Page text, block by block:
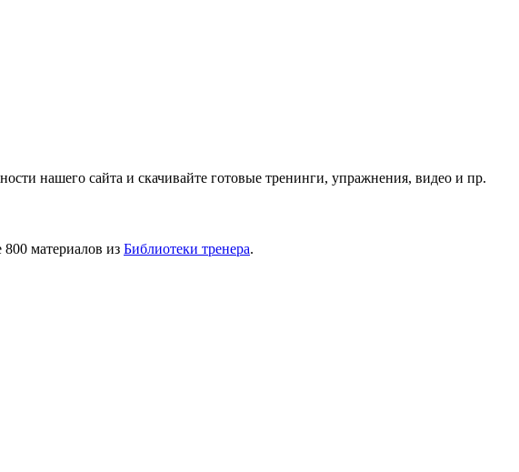
нашего сайта и скачивайте готовые тренинги, упражнения, видео и пр.
материалов из Библиотеки тренера.